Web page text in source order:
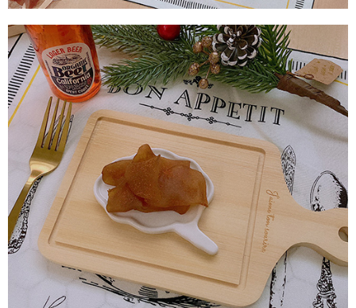
付款後門市自取
免運費